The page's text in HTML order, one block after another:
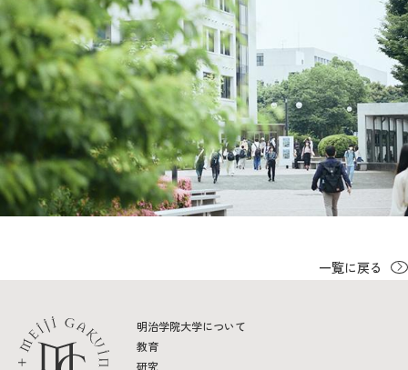
研究
学生生活
留学・国際交流
キャリア
ボランティア
入試情報サイト
一覧に戻る
明治学院大学について
教育
研究